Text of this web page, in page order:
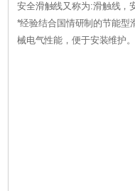
安全滑触线又称为:滑触线，
*经验结合国情研制的节能型
械电气性能，便于安装维护。